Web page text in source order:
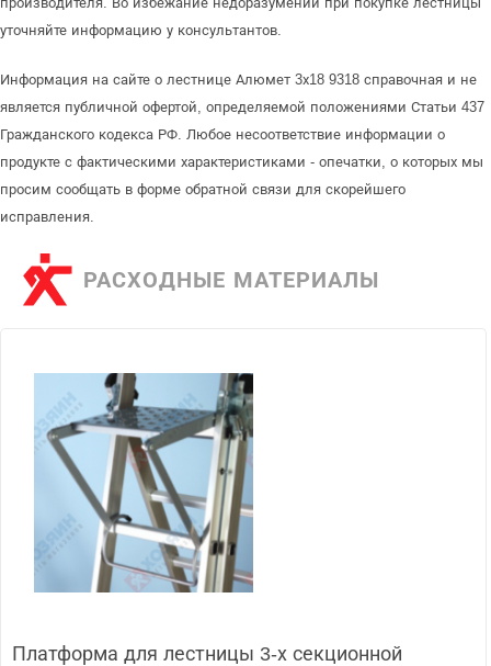
уточняйте информацию у консультантов.
Информация на сайте о лестнице Алюмет 3х18 9318 справочная и не
является публичной офертой, определяемой положениями Статьи 437
Гражданского кодекса РФ. Любое несоответствие информации о
продукте с фактическими характеристиками - опечатки, о которых мы
просим сообщать в форме обратной связи для скорейшего
исправления.
РАСХОДНЫЕ МАТЕРИАЛЫ
Платформа для лестницы 3-х секционной